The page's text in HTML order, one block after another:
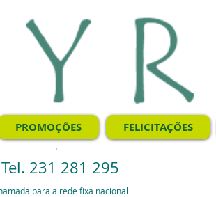
PROMOÇÕES FELICITAÇÕES
.
Tel. 231 281 295
para a rede fixa nacional